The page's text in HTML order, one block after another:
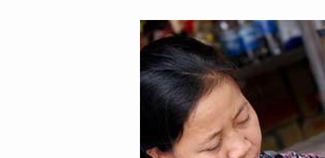
CON ĐƯỜNG KHỞI NGHIỆP